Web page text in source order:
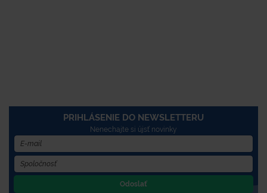
PRIHLÁSENIE DO NEWSLETTERU
Nenechajte si újsť novinky
Odoslať